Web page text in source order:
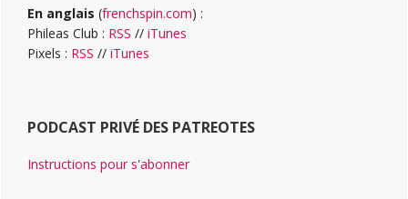
En anglais (frenchspin.com) :
Phileas Club : RSS // iTunes
Pixels : RSS // iTunes
PODCAST PRIVÉ DES PATREOTES
Instructions pour s'abonner